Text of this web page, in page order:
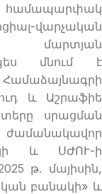
վարչական
մարտյան
մնում է
և Աշրաֆիե
սրացման
և ՍԺՈՒ-ի
թ. մայիսին,
բանակի» և